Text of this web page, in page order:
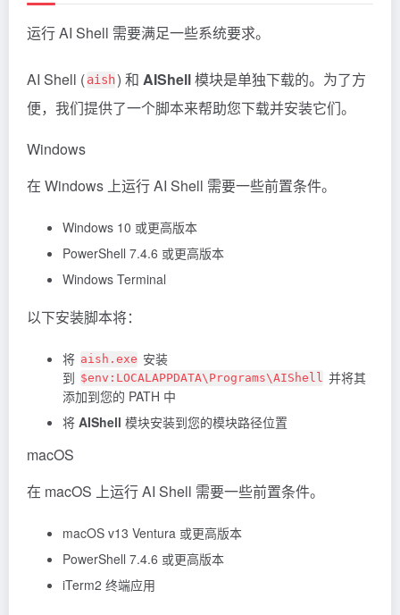
运行 AI Shell 需要满足一些系统要求。
AI Shell (aish) 和 AIShell模块是单独下载的。为了方
便，我们提供了一个脚本来帮助您下载并安装它们。
Windows
在 Windows 上运行 AI Shell 需要一些前置条件。
Windows 10 或更高版本
PowerShell 7.4.6 或更高版本
Windows Terminal
以下安装脚本将：
将 aish.exe 安装
到 $env:LOCALAPPDATA\Programs\AIShell 并将其
添加到您的 PATH 中
将 AIShell 模块安装到您的模块路径位置
macOS
在 macOS 上运行 AI Shell 需要一些前置条件。
macOS v13 Ventura 或更高版本
PowerShell 7.4.6 或更高版本
iTerm2 终端应用